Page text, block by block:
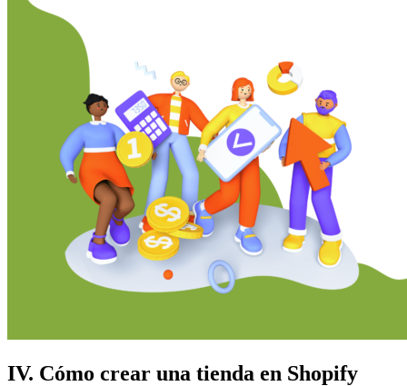
IV. Cómo crear una tienda en Shopify